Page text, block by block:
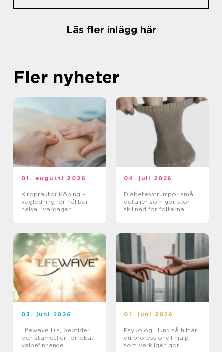
Läs fler inlägg här
Fler nyheter
01. augusti 2026
Kiropraktor Köping –
vägledning för hållbar
hälsa i vardagen
04. juli 2026
Diabetesstrumpor små
detaljer som gör stor
skillnad för fötterna
03. juni 2026
Lifewave ljus, peptider
och stamceller för ökat
välbefinnande
01. juni 2026
Psykolog i lund så hittar
du professionell hjälp
som verkligen gör